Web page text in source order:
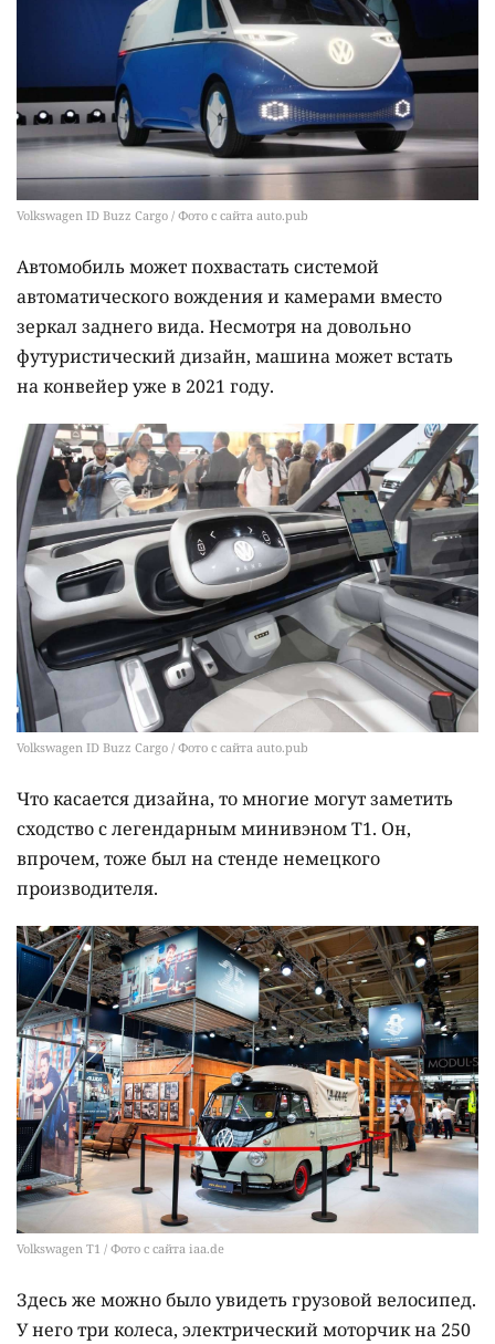
Volkswagen ID Buzz Cargo / Фото с сайта auto.pub
Автомобиль может похвастать системой
автоматического вождения и камерами вместо
зеркал заднего вида. Несмотря на довольно
футуристический дизайн, машина может встать
на конвейер уже в 2021 году.
Volkswagen ID Buzz Cargo / Фото с сайта auto.pub
Что касается дизайна, то многие могут заметить
сходство с легендарным минивэном T1. Он,
впрочем, тоже был на стенде немецкого
производителя.
Volkswagen T1 / Фото с сайта iaa.de
Здесь же можно было увидеть грузовой велосипед.
У него три колеса, электрический моторчик на 250